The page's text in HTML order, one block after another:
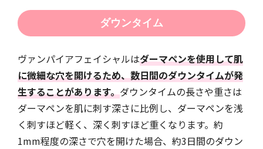
ダウンタイム
ヴァンパイアフェイシャルはダーマペンを使用して肌
に微細な穴を開けるため、数日間のダウンタイムが発
生することがあります。ダウンタイムの長さや重さは
ダーマペンを肌に刺す深さに比例し、ダーマペンを浅
く刺すほど軽く、深く刺すほど重くなります。約
1mm程度の深さで穴を開けた場合、約3日間のダウン